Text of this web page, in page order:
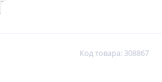
Код товара: 308867